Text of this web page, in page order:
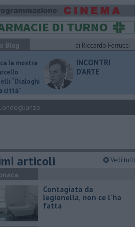
Blog
di Riccardo Ferrucci
la mostra
“Dialoghi
città"
INCONTRI
D'ARTE
articoli Vedi tutti
Contagiata da
legionella, non ce l'ha
fatta